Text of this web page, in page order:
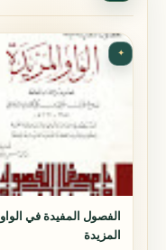
✦
الفصول المفيدة في الواو
المزيدة